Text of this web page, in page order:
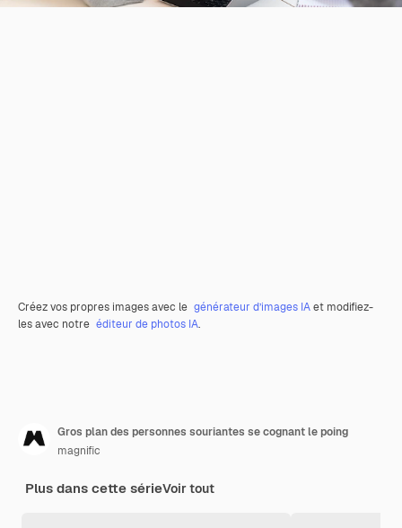
Créez vos propres images avec le générateur d’images IAet modifiez-
les avec notre éditeur de photos IA.
Gros plan des personnes souriantes se cognant le poing
magnific
Plus dans cette sérieVoir tout